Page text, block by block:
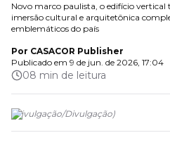
Novo marco paulista, o edifício vertical
imersão cultural e arquitetônica
emblemáticos do país
Por CASACOR Publisher
Publicado em 9 de jun. de 2026, 17:04
08 min de leitura
(Divulgação/Divulgação)